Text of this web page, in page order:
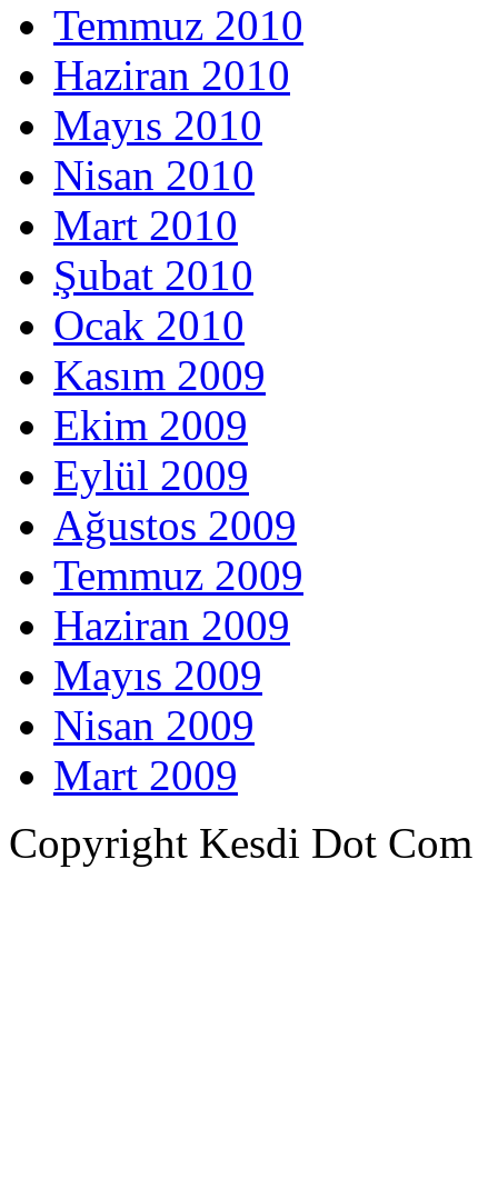
Temmuz 2010
Haziran 2010
Mayıs 2010
Nisan 2010
Mart 2010
Şubat 2010
Ocak 2010
Kasım 2009
Ekim 2009
Eylül 2009
Ağustos 2009
Temmuz 2009
Haziran 2009
Mayıs 2009
Nisan 2009
Mart 2009
Copyright Kesdi Dot Com